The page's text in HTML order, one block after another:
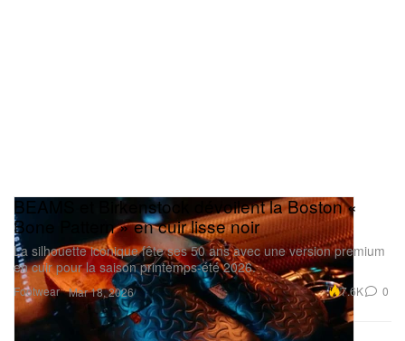
Footwear
BEAMS et Birkenstock dévoilent la Boston «
Bone Pattern » en cuir lisse noir
La silhouette iconique fête ses 50 ans avec une version premium
en cuir pour la saison printemps-été 2026.
Mar 18, 2026 7.6K 0